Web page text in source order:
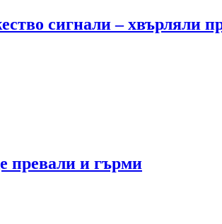
сигнали – хвърляли
превали и гърми